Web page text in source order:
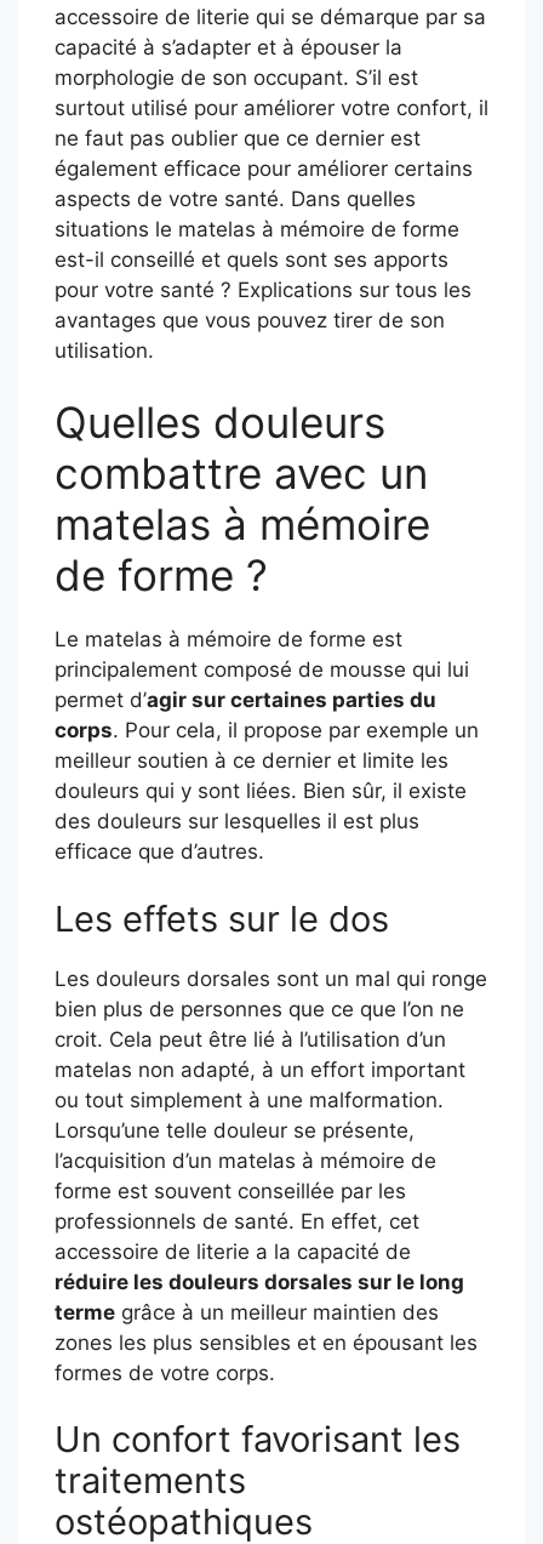
accessoire de literie qui se démarque par sa
capacité à s’adapter et à épouser la
morphologie de son occupant. S’il est
surtout utilisé pour améliorer votre confort, il
ne faut pas oublier que ce dernier est
également efficace pour améliorer certains
aspects de votre santé. Dans quelles
situations le matelas à mémoire de forme
est-il conseillé et quels sont ses apports
pour votre santé ? Explications sur tous les
avantages que vous pouvez tirer de son
utilisation.
Quelles douleurs
combattre avec un
matelas à mémoire
de forme ?
Le matelas à mémoire de forme est
principalement composé de mousse qui lui
permet d’agir sur certaines parties du
corps. Pour cela, il propose par exemple un
meilleur soutien à ce dernier et limite les
douleurs qui y sont liées. Bien sûr, il existe
des douleurs sur lesquelles il est plus
efficace que d’autres.
Les effets sur le dos
Les douleurs dorsales sont un mal qui ronge
bien plus de personnes que ce que l’on ne
croit. Cela peut être lié à l’utilisation d’un
matelas non adapté, à un effort important
ou tout simplement à une malformation.
Lorsqu’une telle douleur se présente,
l’acquisition d’un matelas à mémoire de
forme est souvent conseillée par les
professionnels de santé. En effet, cet
accessoire de literie a la capacité de
réduire les douleurs dorsales sur le long
terme grâce à un meilleur maintien des
zones les plus sensibles et en épousant les
formes de votre corps.
Un confort favorisant les
traitements
ostéopathiques